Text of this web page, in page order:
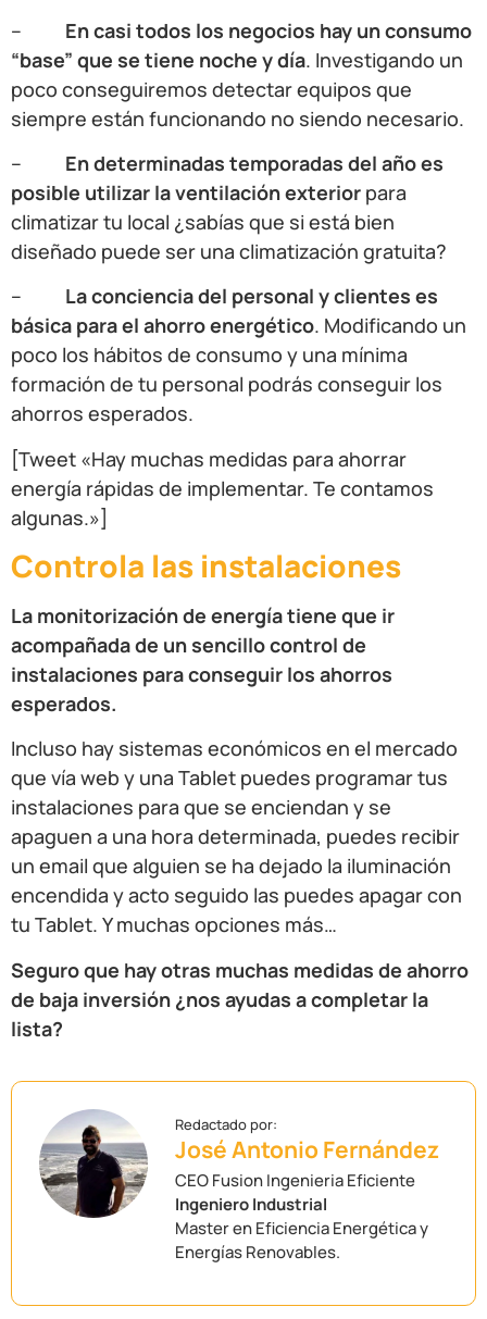
– En casi todos los negocios hay un consumo
“base” que se tiene noche y día. Investigando un
poco conseguiremos detectar equipos que
siempre están funcionando no siendo necesario.
–
En determinadas temporadas del año es
posible utilizar la ventilación exterior para
climatizar tu local ¿sabías que si está bien
diseñado puede ser una climatización gratuita?
– La conciencia del personal y clientes es
básica para el ahorro energético. Modificando un
poco los hábitos de consumo y una mínima
formación de tu personal podrás conseguir los
ahorros esperados.
[Tweet «Hay muchas medidas para ahorrar
energía rápidas de implementar. Te contamos
algunas.»]
Controla las instalaciones
La monitorización de energía tiene que ir
acompañada de un sencillo control de
instalaciones para conseguir los ahorros
esperados.
Incluso hay sistemas económicos en el mercado
que vía web y una Tablet puedes programar tus
instalaciones para que se enciendan y se
apaguen a una hora determinada, puedes recibir
un email que alguien se ha dejado la iluminación
encendida y acto seguido las puedes apagar con
tu Tablet. Y muchas opciones más…
Seguro que hay otras muchas medidas de ahorro
de baja inversión ¿nos ayudas a completar la
lista?
José Antonio Fernández
CEO Fusion Ingenieria Eficiente
Ingeniero Industrial
Master en Eficiencia Energética y
Energías Renovables.